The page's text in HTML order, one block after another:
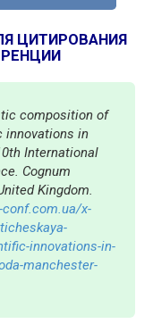
ЦИТИРОВАНИЯ
composition of
innovations in
International
Cognum
Kingdom.
x-
innovations-in-
manchester-